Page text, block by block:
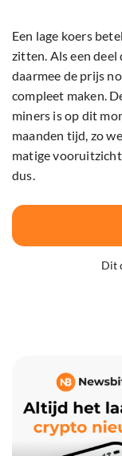
Een lage koers
zitten. Als een deel
daarmee de prijs
compleet maken.
miners is op dit
maanden tijd, zo
matige
dus.
Dit